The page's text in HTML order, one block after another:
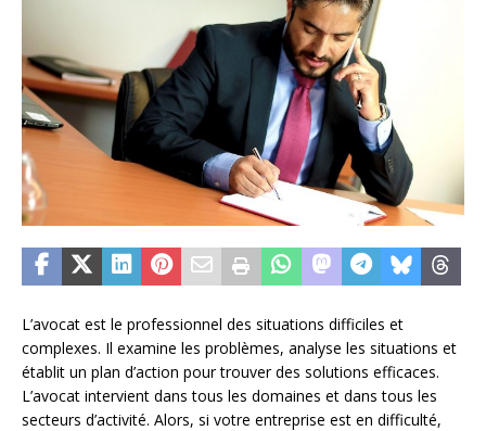
L’avocat est le professionnel des situations difficiles et
complexes. Il examine les problèmes, analyse les situations et
établit un plan d’action pour trouver des solutions efficaces.
L’avocat intervient dans tous les domaines et dans tous les
secteurs d’activité. Alors, si votre entreprise est en difficulté,